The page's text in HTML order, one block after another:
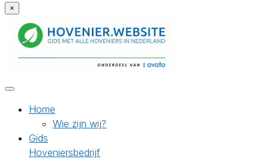
×
Home
Wie zijn wij?
Gids
Hoveniersbedrijf